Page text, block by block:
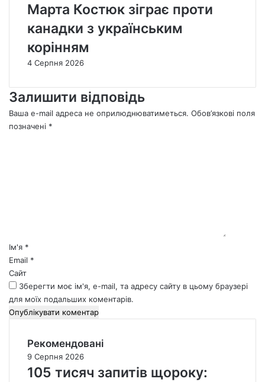
Марта Костюк зіграє проти
канадки з українським
корінням
4 Серпня 2026
Залишити відповідь
Ваша e-mail адреса не оприлюднюватиметься. Обов’язкові поля
позначені *
*Ім'я *
Email *
Сайт
Зберегти моє ім'я, e-mail, та адресу сайту в цьому браузері
для моїх подальших коментарів.
Рекомендовані
9 Серпня 2026
105 тисяч запитів щороку: